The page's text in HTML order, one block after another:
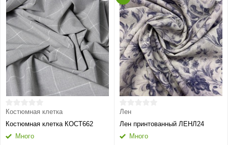
Костюмная клетка
Костюмная клетка КОСТ662
Много
Лен
Лен принтованный ЛЕНЛ24
Много